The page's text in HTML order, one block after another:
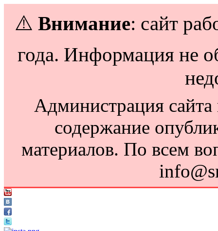
⚠️ Внимание: сайт
года. Информация не
Администрация сайта
содержание
материалов. По всем